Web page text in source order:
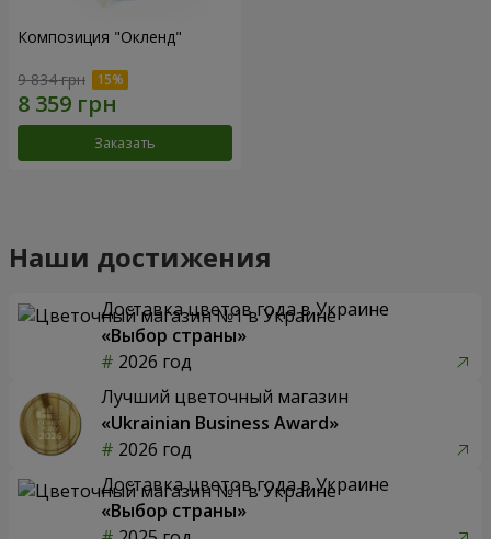
Композиция "Окленд"
9 834 грн
Заказать
Наши достижения
Доставка цветов года в Украине
«Выбор страны»
2026 год
Лучший цветочный магазин
«Ukrainian Business Award»
2026 год
Доставка цветов года в Украине
«Выбор страны»